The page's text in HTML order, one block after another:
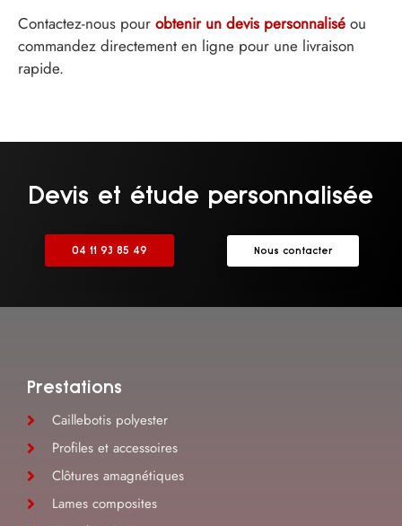
Contactez-nous pour obtenir un devis personnalisé ou
commandez directement en ligne pour une livraison
rapide.
Devis et étude personnalisée
04 11 93 85 49 Nous contacter
Prestations
Caillebotis polyester
Profiles et accessoires
Clôtures amagnétiques
Lames composites